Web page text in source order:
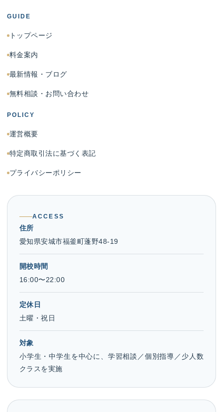
GUIDE
トップページ
料金案内
最新情報・ブログ
無料相談・お問い合わせ
POLICY
運営概要
特定商取引法に基づく表記
プライバシーポリシー
ACCESS
住所
愛知県安城市福釜町蓬野48-19
開校時間
16:00〜22:00
定休日
土曜・祝日
対象
小学生・中学生を中心に、学習相談／個別指導／少人数
クラスを実施